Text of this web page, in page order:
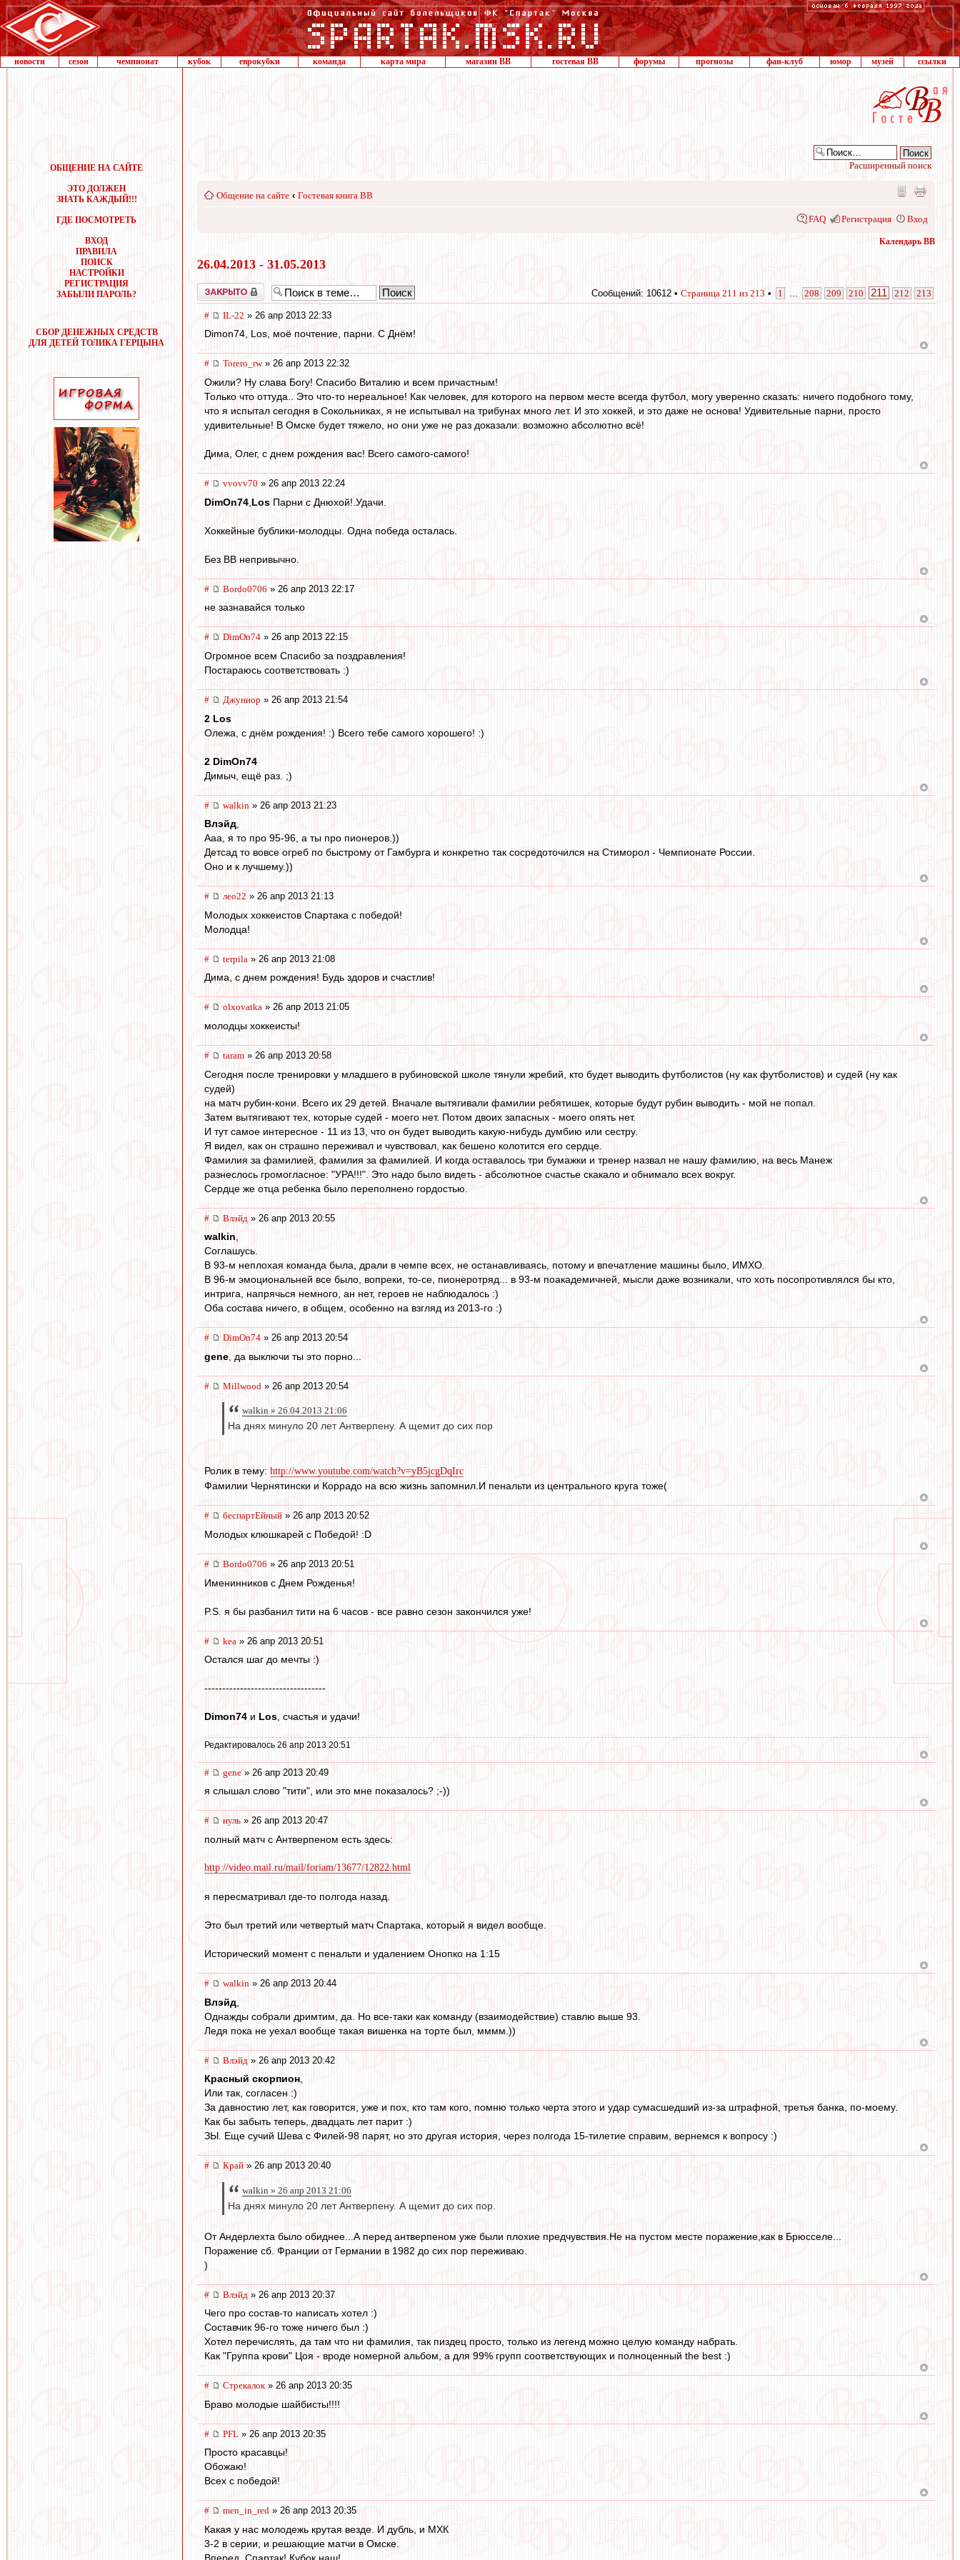
новости сезон чемпионат кубок еврокубки команда карта мира магазин ВВ гостевая ВВ форумы прогнозы фан-клуб юмор музей ссылки
ОБЩЕНИЕ НА САЙТЕ
ЭТО ДОЛЖЕН
ЗНАТЬ КАЖДЫЙ!!!
ГДЕ ПОСМОТРЕТЬ
ВХОД
ПРАВИЛА
ПОИСК
НАСТРОЙКИ
РЕГИСТРАЦИЯ
ЗАБЫЛИ ПАРОЛЬ?
СБОР ДЕНЕЖНЫХ СРЕДСТВ
ДЛЯ ДЕТЕЙ ТОЛИКА ГЕРЦЫНА
Расширенный поиск
Общение на сайте ‹ Гостевая книга ВВ
FAQ Регистрация Вход
Календарь ВВ
26.04.2013 - 31.05.2013
Закрыто Сообщений: 10612 • Страница 211 из 213 • 1 208 209 210 211 212 213
# IL-22 » 26 апр 2013 22:33
Dimon74, Los, моё почтение, парни. С Днём!
# Torero_rw» 26 апр 2013 22:32
Ожили? Ну слава Богу! Спасибо Виталию и всем причастным!
Только что оттуда.. Это что-то нереальное! Как человек, для которого на первом месте всегда футбол, могу уверенно сказать: ничего подобного тому,
что я испытал сегодня в Сокольниках, я не испытывал на трибунах много лет. И это хоккей, и это даже не основа! Удивительные парни, просто
удивительные! В Омске будет тяжело, но они уже не раз доказали: возможно абсолютно всё!
Дима, Олег, с днем рождения вас! Всего самого-самого!
# vvovv70 » 26 апр 2013 22:24
DimOn74 Los Парни с Днюхой!.Удачи.
Хоккейные бублики-молодцы. Одна победа осталась.
Без ВВ непривычно.
# Bordo0706 » 26 апр 2013 22:17
не зазнавайся только
# DimOn74 » 26 апр 2013 22:15
Огромное всем Спасибо за поздравления!
Постараюсь соответствовать :)
# Джуниор » 26 апр 2013 21:54
2 Los
Олежа, с днём рождения! :) Всего тебе самого хорошего! :)
2 DimOn74
Димыч, ещё раз. ;)
# walkin » 26 апр 2013 21:23
Влэйд
Ааа, я то про 95-96, а ты про пионеров.))
Детсад то вовсе огреб по быстрому от Гамбурга и конкретно так сосредоточился на Стиморол - Чемпионате России.
Оно и к лучшему.))
# лео22 » 26 апр 2013 21:13
Молодых хоккеистов Спартака с победой!
Молодца!
# terpila » 26 апр 2013 21:08
Дима, с днем рождения! Будь здоров и счастлив!
# olxovatka » 26 апр 2013 21:05
молодцы хоккеисты!
# taram » 26 апр 2013 20:58
Сегодня после тренировки у младшего в рубиновской школе тянули жребий, кто будет выводить футболистов (ну как футболистов) и судей (ну как
судей)
на матч рубин-кони. Всего их 29 детей. Вначале вытягивали фамилии ребятишек, которые будут рубин выводить - мой не попал.
Затем вытягивают тех, которые судей - моего нет. Потом двоих запасных - моего опять нет.
И тут самое интересное - 11 из 13, что он будет выводить какую-нибудь думбию или сестру.
Я видел, как он страшно переживал и чувствовал, как бешено колотится его сердце.
Фамилия за фамилией, фамилия за фамилией. И когда оставалось три бумажки и тренер назвал не нашу фамилию, на весь Манеж
разнеслось громогласное: "УРА!!!". Это надо было видеть - абсолютное счастье скакало и обнимало всех вокруг.
Сердце же отца ребенка было переполнено гордостью.
# Влэйд » 26 апр 2013 20:55
walkin,
Соглашусь.
В 93-м неплохая команда была, драли в чемпе всех, не останавливаясь, потому и впечатление машины было, ИМХО.
В 96-м эмоциональней все было, вопреки, то-се, пионеротряд... в 93-м поакадемичней, мысли даже возникали, что хоть посопротивлялся бы кто,
интрига, напрячься немного, ан нет, героев не наблюдалось :)
Оба состава ничего, в общем, особенно на взгляд из 2013-го :)
# DimOn74 » 26 апр 2013 20:54
gene , да выключи ты это порно...
# Millwood » 26 апр 2013 20:54
walkin » 26.04.2013 21:06
На днях минуло 20 лет Антверпену. А щемит до сих пор
Ролик в тему: http://www.youtube.com/watch?v=yB5jcgDqIrc
Фамилии Чернятински и Коррадо на всю жизнь запомнил.И пенальти из центрального круга тоже(
# беспартЕйный » 26 апр 2013 20:52
Молодых клюшкарей с Победой! :D
# Bordo0706 » 26 апр 2013 20:51
Именинников с Днем Рожденья!
P.S. я бы разбанил тити на 6 часов - все равно сезон закончился уже!
# kea » 26 апр 2013 20:51
Остался шаг до мечты :)
----------------------------------
Dimon74 и Los, счастья и удачи!
Редактировалось 26 апр 2013 20:51
# gene » 26 апр 2013 20:49
я слышал слово "тити", или это мне показалось? ;-))
# нуль » 26 апр 2013 20:47
полный матч с Антверпеном есть здесь:
http://video.mail.ru/mail/foriam/13677/12822.html
я пересматривал где-то полгода назад.
Это был третий или четвертый матч Спартака, который я видел вообще.
Исторический момент с пенальти и удалением Онопко на 1:15
# walkin » 26 апр 2013 20:44
Влэйд
Однажды собрали дримтим, да. Но все-таки как команду (взаимодействие) ставлю выше 93.
Ледя пока не уехал вообще такая вишенка на торте был, мммм.))
# Влэйд » 26 апр 2013 20:42
Красный скорпион
Или так, согласен :)
За давностию лет, как говорится, уже и пох, кто там кого, помню только черта этого и удар сумасшедший из-за штрафной, третья банка, по-моему.
Как бы забыть теперь, двадцать лет парит :)
ЗЫ. Еще сучий Шева с Филей-98 парят, но это другая история, через полгода 15-тилетие справим, вернемся к вопросу :)
# Край » 26 апр 2013 20:40
walkin » 26 апр 2013 21:06
На днях минуло 20 лет Антверпену. А щемит до сих пор.
От Андерлехта было обиднее...А перед антверпеном уже были плохие предчувствия.Не на пустом месте поражение,как в Брюсселе...
Поражение сб. Франции от Германии в 1982 до сих пор переживаю.
)
# Влэйд » 26 апр 2013 20:37
Чего про состав-то написать хотел :)
Составчик 96-го тоже ничего был :)
Хотел перечислять, да там что ни фамилия, так пиздец просто, только из легенд можно целую команду набрать.
Как "Группа крови" Цоя - вроде номерной альбом, а для 99% групп соответствующих и полноценный the best :)
# Стрекалок» 26 апр 2013 20:35
Браво молодые шайбисты!!!!
# PFL » 26 апр 2013 20:35
Просто красавцы!
Обожаю!
Всех с победой!
# men_in_red » 26 апр 2013 20:35
Какая у нас молодежь крутая везде. И дубль, и МХК
3-2 в серии, и решающие матчи в Омске.